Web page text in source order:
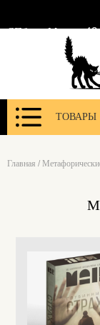
СПб, ул. Марата 12
ТОВАРЫ
Главная /